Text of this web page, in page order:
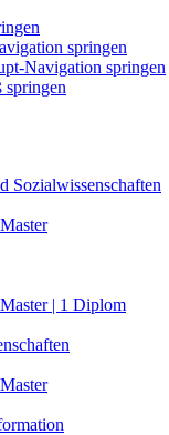
springen
Navigation springen
springen
Sozialwissenschaften
| 1 Diplom